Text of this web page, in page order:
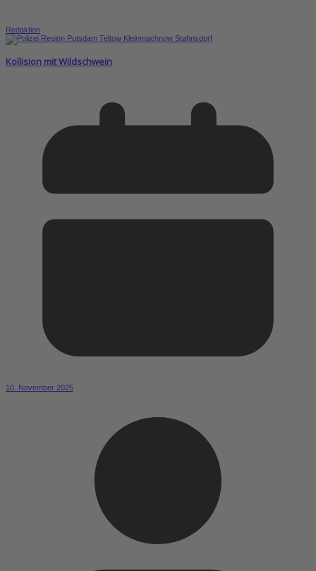
Redaktion
Kollision mit Wildschwein
10. November 2025